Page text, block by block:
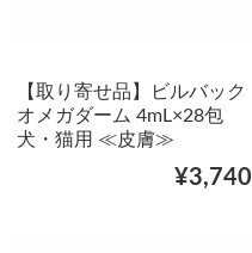
【取り寄せ品】ビルバック
オメガダーム 4mL×28包
犬・猫用 ≪皮膚≫
¥3,740